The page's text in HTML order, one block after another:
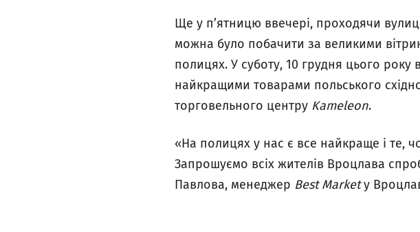
Ще у п’ятницю ввечері, проходячи
можна було побачити за великими
полицях. У суботу, 10 грудня цього року
найкращими товарами польського
торговельного центру Kameleon.
«На полицях у нас є все найкраще і те,
Запрошуємо всіх жителів Вроцлава
Павлова, менеджер Best Marketу